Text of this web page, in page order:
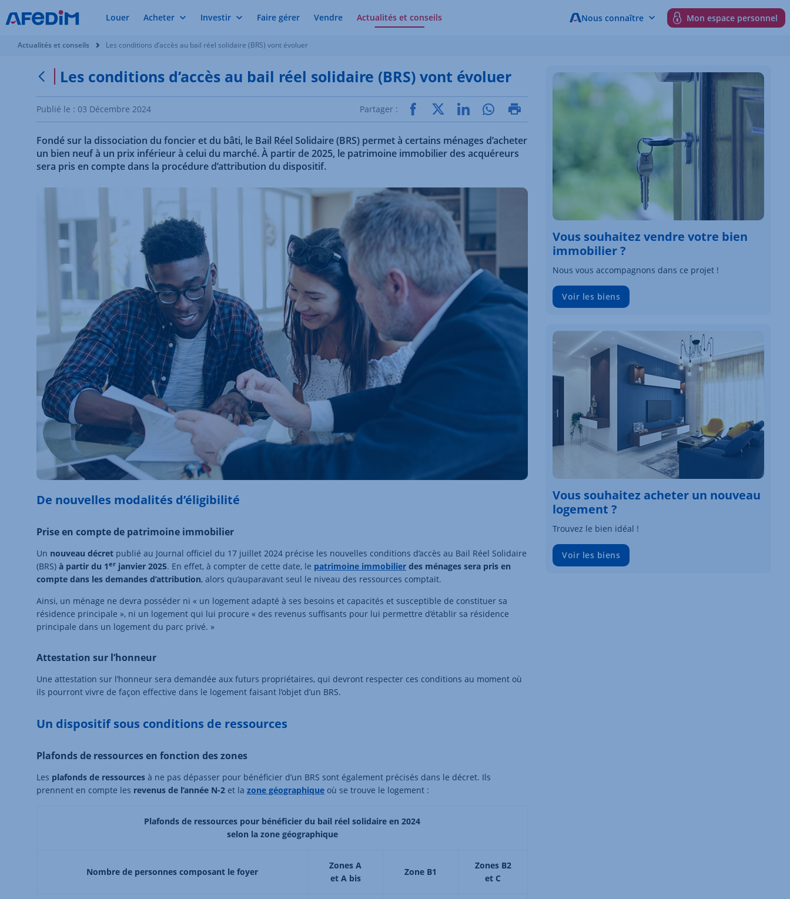
Louer Acheter Investir Faire gérer Vendre Actualités et conseils Nous connaître Mon espace personnel
Vous êtes ici:
Actualités et conseils Les conditions d’accès au bail réel solidaire (BRS) vont évoluer
Retour à la page précédente
Les conditions d’accès au bail réel solidaire (BRS) vont évoluer
Publié le : 03 Décembre 2024 Partager :
Fondé sur la dissociation du foncier et du bâti, le Bail Réel Solidaire (BRS) permet à certains ménages d’acheter
un bien neuf à un prix inférieur à celui du marché. À partir de 2025, le patrimoine immobilier des acquéreurs
sera pris en compte dans la procédure d’attribution du dispositif.
De nouvelles modalités d’éligibilité
Prise en compte de patrimoine immobilier
Un nouveau décret publié au Journal officiel du 17 juillet 2024 précise les nouvelles conditions d’accès au Bail Réel Solidaire
(BRS) à partir du 1er janvier 2025. En effet, à compter de cette date, le patrimoine immobilier des ménages sera pris en
compte dans les demandes d’attribution, alors qu’auparavant seul le niveau des ressources comptait.
Ainsi, un ménage ne devra posséder ni « un logement adapté à ses besoins et capacités et susceptible de constituer sa
résidence principale », ni un logement qui lui procure « des revenus suffisants pour lui permettre d’établir sa résidence
principale dans un logement du parc privé. »
Attestation sur l’honneur
Une attestation sur l’honneur sera demandée aux futurs propriétaires, qui devront respecter ces conditions au moment où
ils pourront vivre de façon effective dans le logement faisant l’objet d’un BRS.
Un dispositif sous conditions de ressources
Plafonds de ressources en fonction des zones
Les plafonds de ressources à ne pas dépasser pour bénéficier d’un BRS sont également précisés dans le décret. Ils
prennent en compte les revenus de l’année N-2 et la zone géographique où se trouve le logement :
Plafonds de ressources pour bénéficier du bail réel solidaire en 2024
selon la zone géographique
Nombre de personnes composant le foyer
Zones A
et A bis
Zone B1
Zones B2
et C
Vous souhaitez vendre votre bien
immobilier ?
Nous vous accompagnons dans ce projet !
Voir les biens
Vous souhaitez acheter un nouveau
logement ?
Trouvez le bien idéal !
Voir les biens